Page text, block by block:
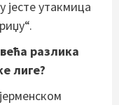
утакмица
разлика
лиге?